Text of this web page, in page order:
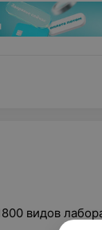
видов